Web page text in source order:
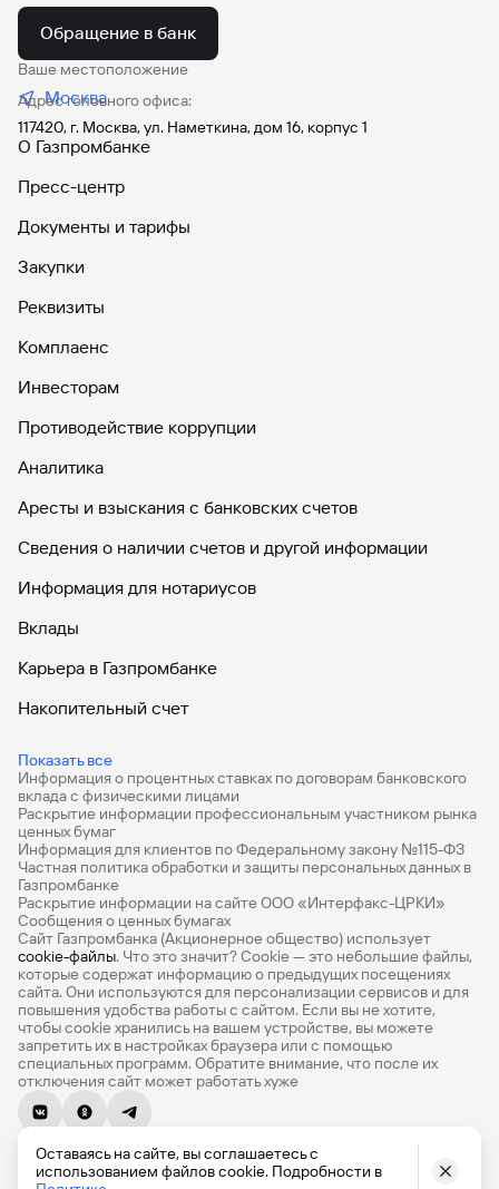
Обращение в банк
Ваше местоположение
Москва
Адрес головного офиса:
117420, г. Москва, ул. Наметкина, дом 16, корпус 1
О Газпромбанке
Пресс-центр
Документы и тарифы
Закупки
Реквизиты
Комплаенс
Инвесторам
Противодействие коррупции
Аналитика
Аресты и взыскания с банковских счетов
Сведения о наличии счетов и другой информации
Информация для нотариусов
Вклады
Карьера в Газпромбанке
Накопительный счет
Показать все
Дебетовые карты с бесплатным обслуживанием
Все накопительные счета
Банковские вклады на 3 месяца
Вклады с высоким процентом
Калькулятор вкладов
Виртуальные карты
Премиум
Private
РКО
ВЭД
Информация о процентных ставках по договорам банковского
вклада с физическими лицами
Раскрытие информации профессиональным участником рынка
ценных бумаг
Информация для клиентов по Федеральному закону №115-ФЗ
Частная политика обработки и защиты персональных данных в
Газпромбанке
Раскрытие информации на сайте ООО «Интерфакс-ЦРКИ»
Сообщения о ценных бумагах
Сайт Газпромбанка (Акционерное общество) использует
cookie-файлы. Что это значит? Сookie — это небольшие файлы,
которые содержат информацию о предыдущих посещениях
сайта. Они используются для персонализации сервисов и для
повышения удобства работы с сайтом. Если вы не хотите,
чтобы сookie хранились на вашем устройстве, вы можете
запретить их в настройках браузера или с помощью
специальных программ. Обратите внимание, что после их
отключения сайт может работать хуже
© 1990-2026, Банк ГПБ (АО) Генеральная лицензия Банка
России № 354
English version
Оставаясь на сайте, вы соглашаетесь с
использованием файлов cookie. Подробности в